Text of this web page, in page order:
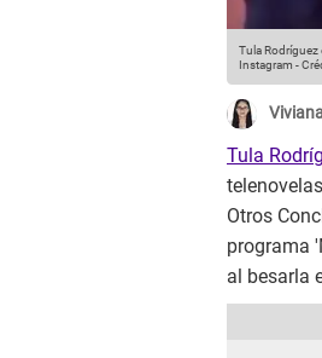
Tula Rodríguez
Instagram -
Tula
Otros
programa
al besarla